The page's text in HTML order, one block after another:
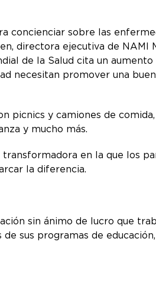
concienciar sobre las
directora ejecutiva de
de la Salud cita un
necesitan promover una
picnics y camiones de
y mucho más.
en la que los
la diferencia.
sin ánimo de lucro que
sus programas de